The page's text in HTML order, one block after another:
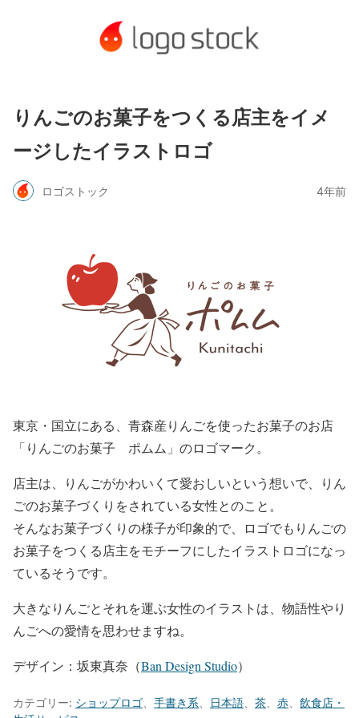
りんごのお菓子をつくる店主をイメ
ージしたイラストロゴ
ロゴストック 4年前
東京・国立にある、青森産りんごを使ったお菓子のお店
「りんごのお菓子 ポムム」のロゴマーク。
店主は、りんごがかわいくて愛おしいという想いで、りん
ごのお菓子づくりをされている女性とのこと。
そんなお菓子づくりの様子が印象的で、ロゴでもりんごの
お菓子をつくる店主をモチーフにしたイラストロゴになっ
ているそうです。
大きなりんごとそれを運ぶ女性のイラストは、物語性やり
んごへの愛情を思わせますね。
デザイン：坂東真奈（Ban Design Studio）
カテゴリー: ショップロゴ 手書き系 日本語 茶 赤
飲食店・